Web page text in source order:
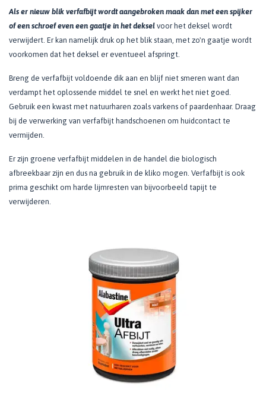
Als er nieuw blik verfafbijt wordt aangebroken maak dan met een spijker
of een schroef even een gaatje in het deksel voor het deksel wordt
verwijdert. Er kan namelijk druk op het blik staan, met zo'n gaatje wordt
voorkomen dat het deksel er eventueel afspringt.
Breng de verfafbijt voldoende dik aan en blijf niet smeren want dan
verdampt het oplossende middel te snel en werkt het niet goed.
Gebruik een kwast met natuurharen zoals varkens of paardenhaar. Draag
bij de verwerking van verfafbijt handschoenen om huidcontact te
vermijden.
Er zijn groene verfafbijt middelen in de handel die biologisch
afbreekbaar zijn en dus na gebruik in de kliko mogen. Verfafbijt is ook
prima geschikt om harde lijmresten van bijvoorbeeld tapijt te
verwijderen.